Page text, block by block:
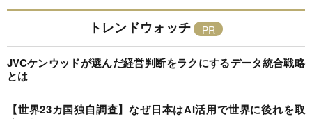
トレンドウォッチ
JVCケンウッドが選んだ経営判断をラクにするデータ統合戦略
とは
【世界23カ国独自調査】なぜ日本はAI活用で世界に後れを取